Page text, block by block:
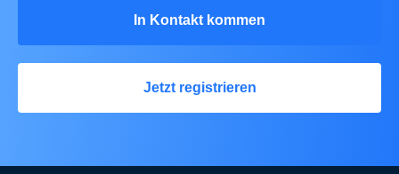
In Kontakt kommen
Jetzt registrieren